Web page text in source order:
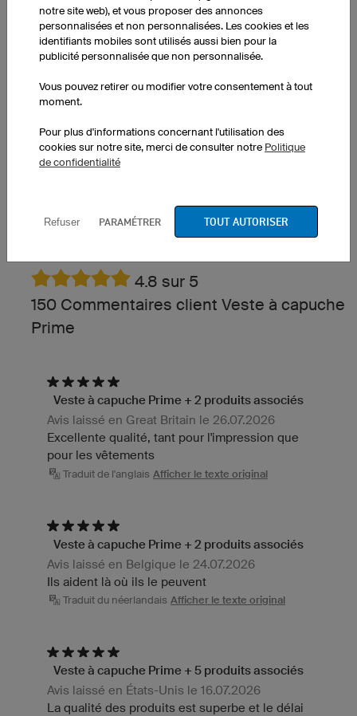
Zebra Spirit
[Retour haut de page]
COMMENTAIRES CLIENT
4.8 sur 5
150 Commentaires client Veste à capuche
Prime
Veste à capuche Prime + 2 produits associés
Avis laissé en Great Britain le 26.07.2026
Excellente qualité, tant pour l'impression que
pour les vêtements
Traduit de l'anglais Afficher le texte original
Veste à capuche Prime + 2 produits associés
Avis laissé en Belgique le 24.07.2026
Ils aident là où ils le peuvent
Traduit du néerlandais Afficher le texte original
Veste à capuche Prime + 5 produits associés
Avis laissé en États-Unis le 16.07.2026
La qualité des produits est superbe et le délai
notre site web), et vous proposer des annonces
personnalisées et non personnalisées. Les cookies et les
identifiants mobiles sont utilisés aussi bien pour la
publicité personnalisée que non personnalisée.
Vous pouvez retirer ou modifier votre consentement à tout
moment.
Pour plus d'informations concernant l'utilisation des
cookies sur notre site, merci de consulter notre Politique
de confidentialité
Refuser PARAMÉTRER TOUT AUTORISER